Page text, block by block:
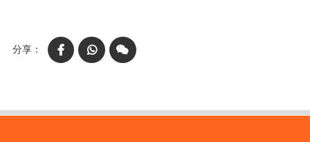
FacebookWhatsAppWeChat